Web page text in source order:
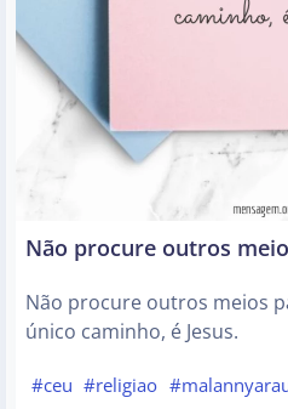
Não procure outros
Não procure outros meios
único caminho, é Jesus.
#ceu #religiao